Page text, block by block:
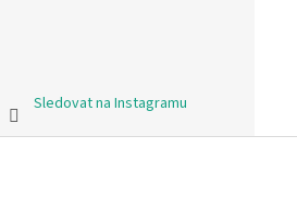
Sledovat na Instagramu